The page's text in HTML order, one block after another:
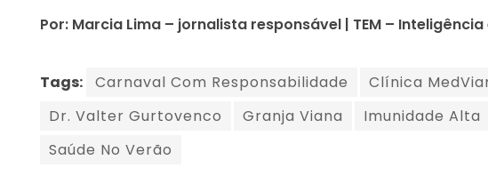
Por: Marcia Lima – jornalista responsável | TEM –
Tags: Carnaval Com Responsabilidade Clínica
Dr. Valter Gurtovenco
Granja Viana Imunidade Alta
Saúde No Verão